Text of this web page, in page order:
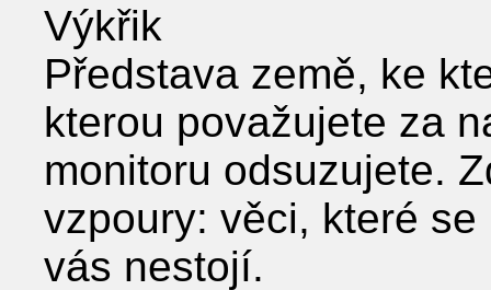
Výkřik
Představa země, ke
kterou považujete za
monitoru odsuzujete.
vzpoury: věci, které
vás nestojí.